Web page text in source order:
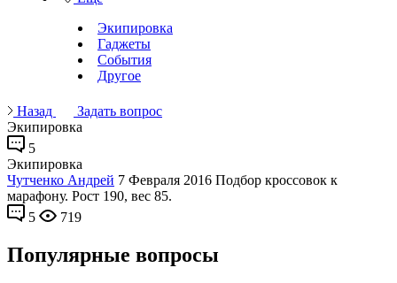
Экипировка
Гаджеты
События
Другое
Назад
Задать вопрос
Экипировка
5
Экипировка
Чутченко Андрей 7 Февраля 2016 Подбор кроссовок к
марафону. Рост 190, вес 85.
5
719
Популярные вопросы